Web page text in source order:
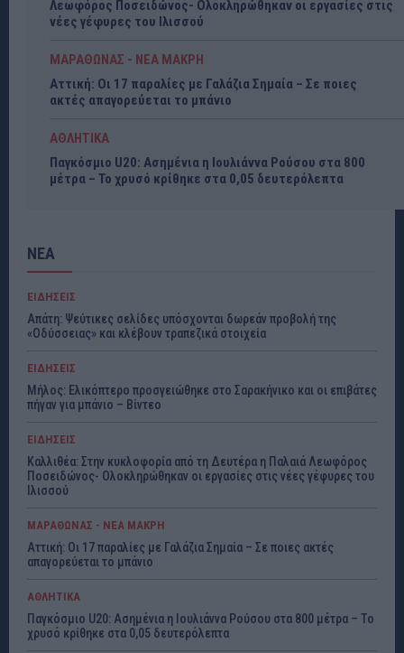
Λεωφόρος Ποσειδώνος- Ολοκληρώθηκαν οι εργασίες στις
νέες γέφυρες του Ιλισσού
ΜΑΡΑΘΩΝΑΣ - ΝΕΑ ΜΑΚΡΗ
Αττική: Οι 17 παραλίες με Γαλάζια Σημαία – Σε ποιες
ακτές απαγορεύεται το μπάνιο
ΑΘΛΗΤΙΚΑ
Παγκόσμιο U20: Ασημένια η Ιουλιάννα Ρούσου στα 800
μέτρα – Το χρυσό κρίθηκε στα 0,05 δευτερόλεπτα
ΝΕΑ
ΕΙΔΗΣΕΙΣ
Απάτη: Ψεύτικες σελίδες υπόσχονται δωρεάν προβολή της
«Οδύσσειας» και κλέβουν τραπεζικά στοιχεία
ΕΙΔΗΣΕΙΣ
Μήλος: Ελικόπτερο προσγειώθηκε στο Σαρακήνικο και οι επιβάτες
πήγαν για μπάνιο – Βίντεο
ΕΙΔΗΣΕΙΣ
Καλλιθέα: Στην κυκλοφορία από τη Δευτέρα η Παλαιά Λεωφόρος
Ποσειδώνος- Ολοκληρώθηκαν οι εργασίες στις νέες γέφυρες του
Ιλισσού
ΜΑΡΑΘΩΝΑΣ - ΝΕΑ ΜΑΚΡΗ
Αττική: Οι 17 παραλίες με Γαλάζια Σημαία – Σε ποιες ακτές
απαγορεύεται το μπάνιο
ΑΘΛΗΤΙΚΑ
Παγκόσμιο U20: Ασημένια η Ιουλιάννα Ρούσου στα 800 μέτρα – Το
χρυσό κρίθηκε στα 0,05 δευτερόλεπτα